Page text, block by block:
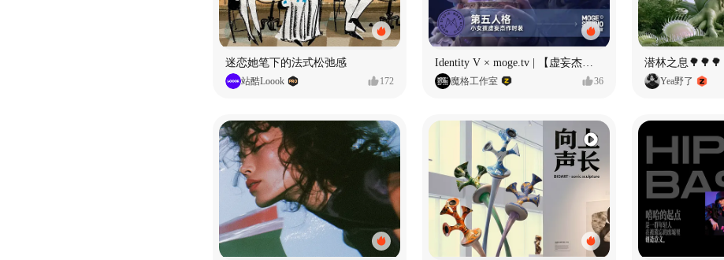
迷恋她笔下的法式松弛感
站酷Loook 172
Identity V × moge.tv | 【虚妄杰作时装】“小女孩”
魔格工作室 36
潜林之息🌳🌳🌳
Yea野了